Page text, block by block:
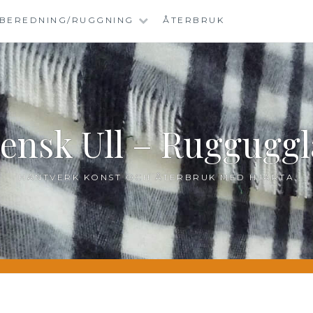
BEREDNING/RUGGNING ÅTERBRUK
Ull –
HANTVERK KONST OCH ÅTERBRUK MED HJÄRTA